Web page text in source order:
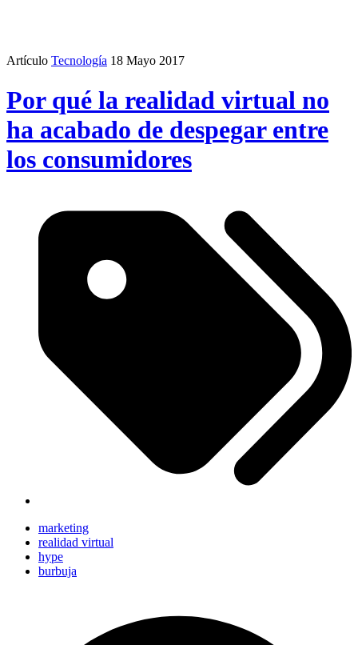
Artículo Tecnología 18 Mayo 2017
Por qué la realidad virtual no
ha acabado de despegar entre
los consumidores
marketing
realidad virtual
hype
burbuja